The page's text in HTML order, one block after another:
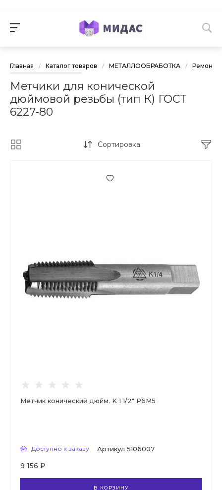
Главная / Каталог товаров / МЕТАЛЛООБРАБОТКА / Ремонт
Метчики для конической
дюймовой резьбы (тип К) ГОСТ
6227-80
Сортировка
Метчик конический дюйм. K 1 1/2" Р6М5
Доступно к заказу Артикул 5106007
9 156 ₽
В КОРЗИНУ